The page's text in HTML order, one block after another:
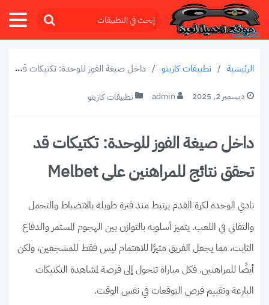
الرئيسية / تطبيقات كازينو / داخل صيغة الفوز للوحدة: تكتيكات قد تحقق نتائج للمراهنين على Melbet
ديسمبر 2, 2025 admin تطبيقات كازينو
داخل صيغة الفوز للوحدة: تكتيكات قد
تحقق نتائج للمراهنين على Melbet
نادي الوحده لكرة القدم يرتبط منذ فترة طويلة بالانضباط والتحمل
والتفاني في اللعب. يتميز أسلوبه بالتوازن بين الهجوم المستمر والدفاع
الثابت، مما يجعل الفريق مثيرًا للاهتمام ليس فقط للمشجعين، ولكن
أيضًا للمراهنين. فكل مباراة تتحول إلى فرصة لمشاهدة التكتيكات
البارعة وتقييم فرص التوقعات في نفس الوقت.